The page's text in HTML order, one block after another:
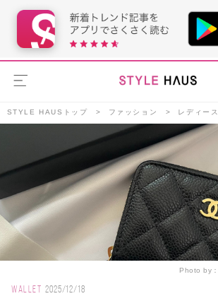
STYLE HAUSトップ ファッション レディース
Photo by：
WALLET 2025/12/18